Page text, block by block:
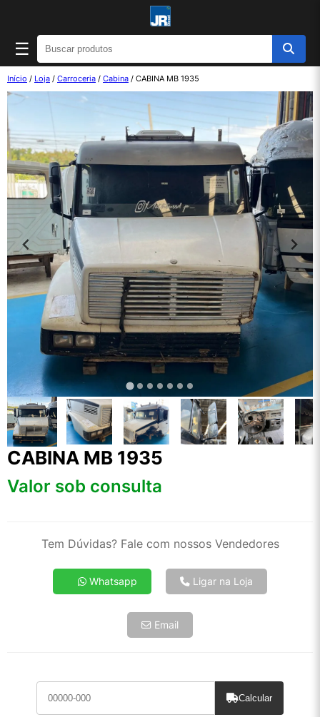
☰
Início / Loja / Carroceria / Cabina / CABINA MB 1935
CABINA MB 1935
Valor sob consulta
Tem Dúvidas? Fale com nossos Vendedores
Whatsapp Ligar na Loja
Email
Calcular